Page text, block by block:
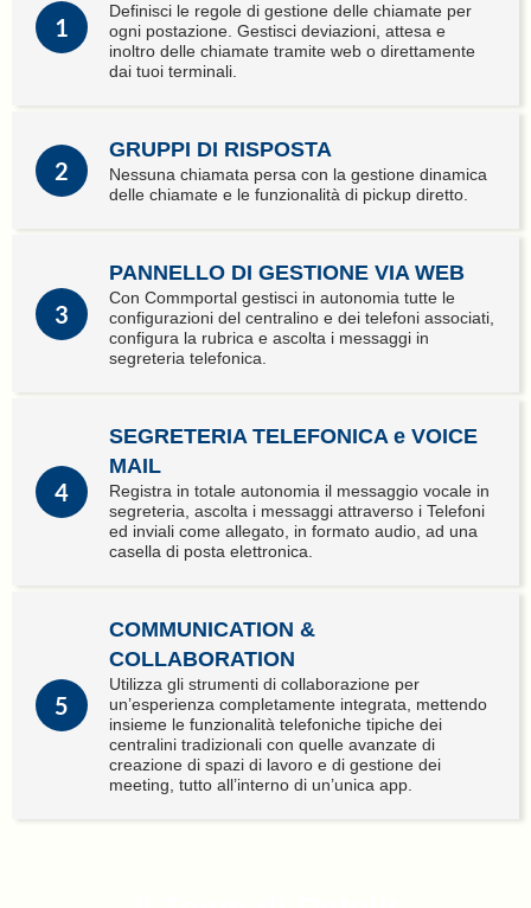
1
Definisci le regole di gestione delle chiamate per
ogni postazione. Gestisci deviazioni, attesa e
inoltro delle chiamate tramite web o direttamente
dai tuoi terminali.
2
GRUPPI DI RISPOSTA
Nessuna chiamata persa con la gestione dinamica
delle chiamate e le funzionalità di pickup diretto.
3
PANNELLO DI GESTIONE VIA WEB
Con Commportal gestisci in autonomia tutte le
configurazioni del centralino e dei telefoni associati,
configura la rubrica e ascolta i messaggi in
segreteria telefonica.
4
SEGRETERIA TELEFONICA e VOICE
MAIL
Registra in totale autonomia il messaggio vocale in
segreteria, ascolta i messaggi attraverso i Telefoni
ed inviali come allegato, in formato audio, ad una
casella di posta elettronica.
5
COMMUNICATION &
COLLABORATION
Utilizza gli strumenti di collaborazione per
un’esperienza completamente integrata, mettendo
insieme le funzionalità telefoniche tipiche dei
centralini tradizionali con quelle avanzate di
creazione di spazi di lavoro e di gestione dei
meeting, tutto all’interno di un’unica app.